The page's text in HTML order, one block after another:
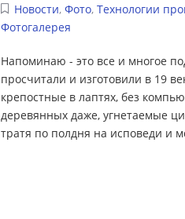
Новости, Фото, Технологии
Фотогалерея
Напоминаю - это все и многое
просчитали и изготовили в 19
крепостные в лаптях, без
деревянных даже, угнетаемые
тратя по полдня на исповеди и